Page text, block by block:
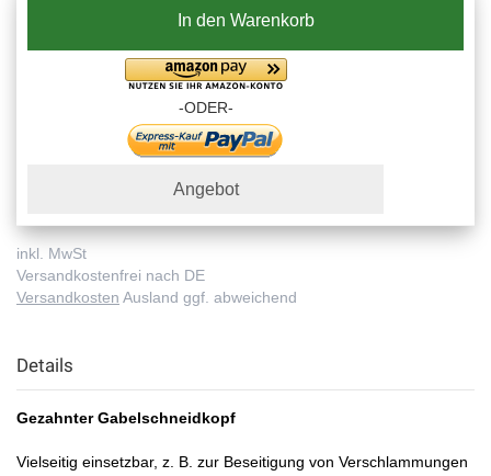
In den Warenkorb
-ODER-
Angebot
inkl. MwSt
Versandkostenfrei nach DE
Versandkosten Ausland ggf. abweichend
Details
Gezahnter Gabelschneidkopf
Vielseitig einsetzbar, z. B. zur Beseitigung von Verschlammungen